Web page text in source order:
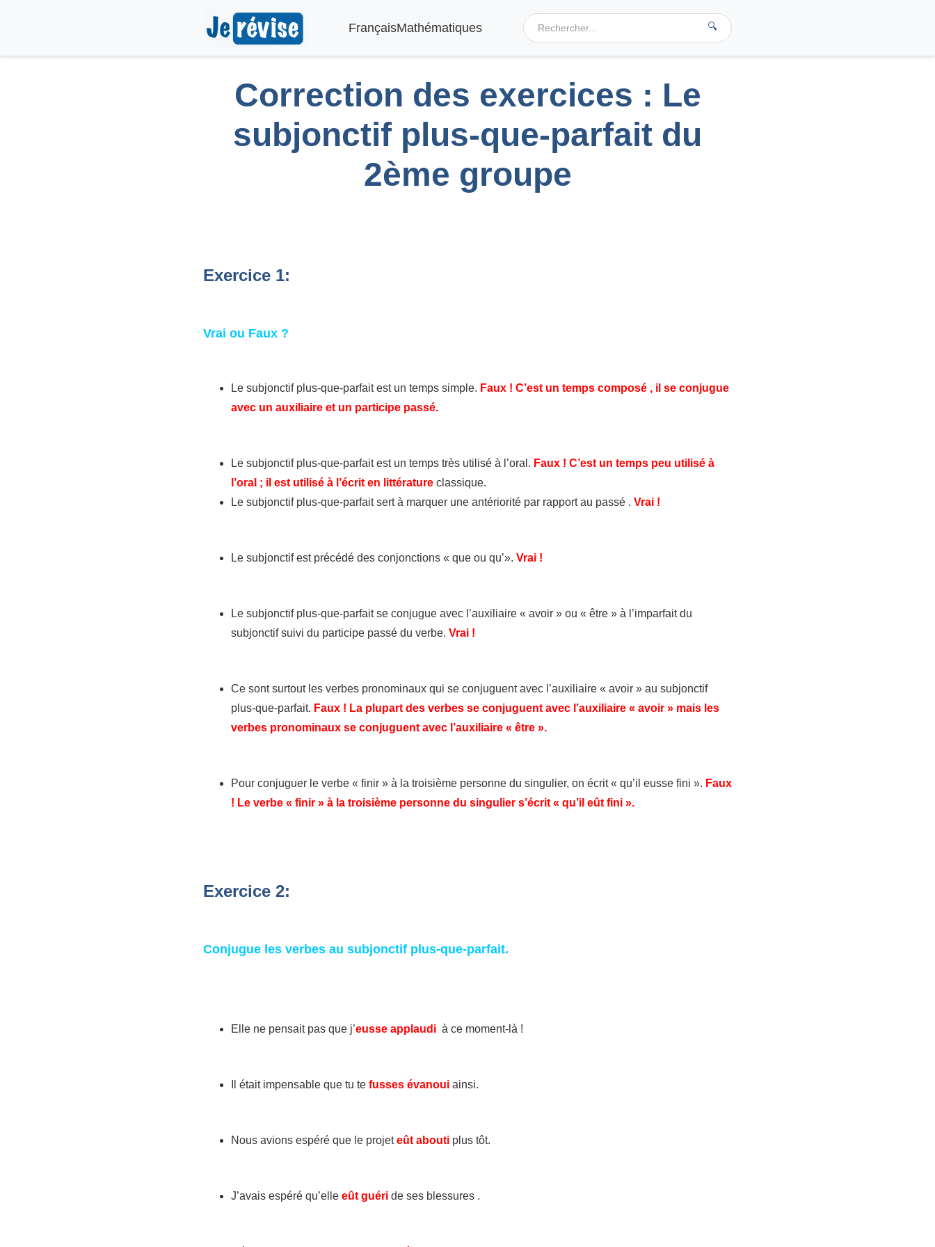
FrançaisMathématiques 🔍
Correction des exercices : Le
subjonctif plus-que-parfait du
2ème groupe
Exercice 1:
Vrai ou Faux ?
Le subjonctif plus-que-parfait est un temps simple. Faux ! C’est un temps composé , il se conjugue
avec un auxiliaire et un participe passé.
Le subjonctif plus-que-parfait est un temps très utilisé à l’oral. Faux ! C’est un temps peu utilisé à
l’oral ; il est utilisé à l’écrit en littérature classique.
Le subjonctif plus-que-parfait sert à marquer une antériorité par rapport au passé . Vrai !
Le subjonctif est précédé des conjonctions « que ou qu’». Vrai !
Le subjonctif plus-que-parfait se conjugue avec l’auxiliaire « avoir » ou « être » à l’imparfait du
subjonctif suivi du participe passé du verbe. Vrai !
Ce sont surtout les verbes pronominaux qui se conjuguent avec l’auxiliaire « avoir » au subjonctif
plus-que-parfait. Faux ! La plupart des verbes se conjuguent avec l’auxiliaire « avoir » mais les
verbes pronominaux se conjuguent avec l’auxiliaire « être ».
Pour conjuguer le verbe « finir » à la troisième personne du singulier, on écrit « qu’il eusse fini ». Faux
! Le verbe « finir » à la troisième personne du singulier s’écrit « qu’il eût fini ».
Exercice 2:
Conjugue les verbes au subjonctif plus-que-parfait.
Elle ne pensait pas que j’eusse applaudi à ce moment-là !
Il était impensable que tu te fusses évanoui ainsi.
Nous avions espéré que le projeteût abouti plus tôt.
J’avais espéré qu’elle eût guéri de ses blessures .